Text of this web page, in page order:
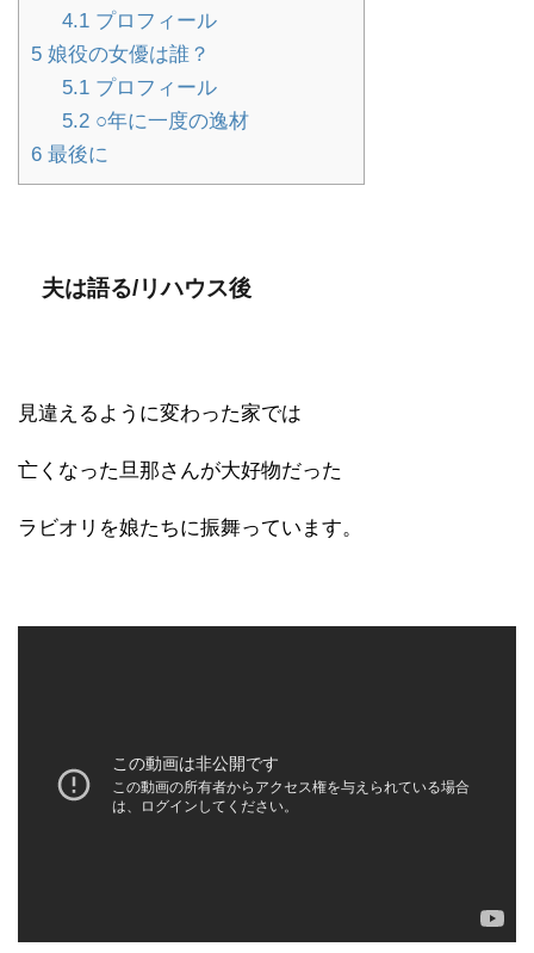
4.1プロフィール
5 娘役の女優は誰？
5.1プロフィール
5.2○年に一度の逸材
6 最後に
夫は語る/リハウス後
見違えるように変わった家では
亡くなった旦那さんが大好物だった
ラビオリを娘たちに振舞っています。